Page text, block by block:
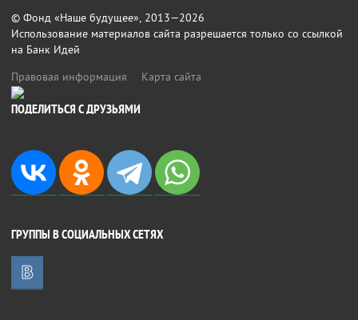
© Фонд «Наше будущее», 2013—2026
Использование материалов сайта разрешается только со ссылкой
на Банк Идей
Правовая информация
Карта сайта
ПОДЕЛИТЬСЯ С ДРУЗЬЯМИ
ГРУППЫ В СОЦИАЛЬНЫХ СЕТЯХ